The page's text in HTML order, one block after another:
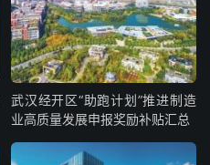
武汉经开区“助跑计划”推进制造
业高质量发展申报奖励补贴汇总